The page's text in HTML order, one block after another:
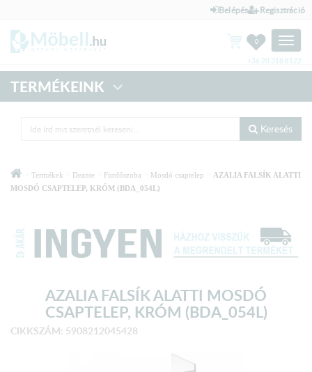
Belépés Regisztráció
Toggle
0
+36 20 318 8122
TERMÉKEINK
Keresés
Termékek Deante Fürdőszoba Mosdó csaptelep
AZALIA FALSÍK ALATTI
MOSDÓ CSAPTELEP, KRÓM (BDA_054L)
AZALIA FALSÍK ALATTI MOSDÓ
CSAPTELEP, KRÓM (BDA_054L)
CIKKSZÁM: 5908212045428